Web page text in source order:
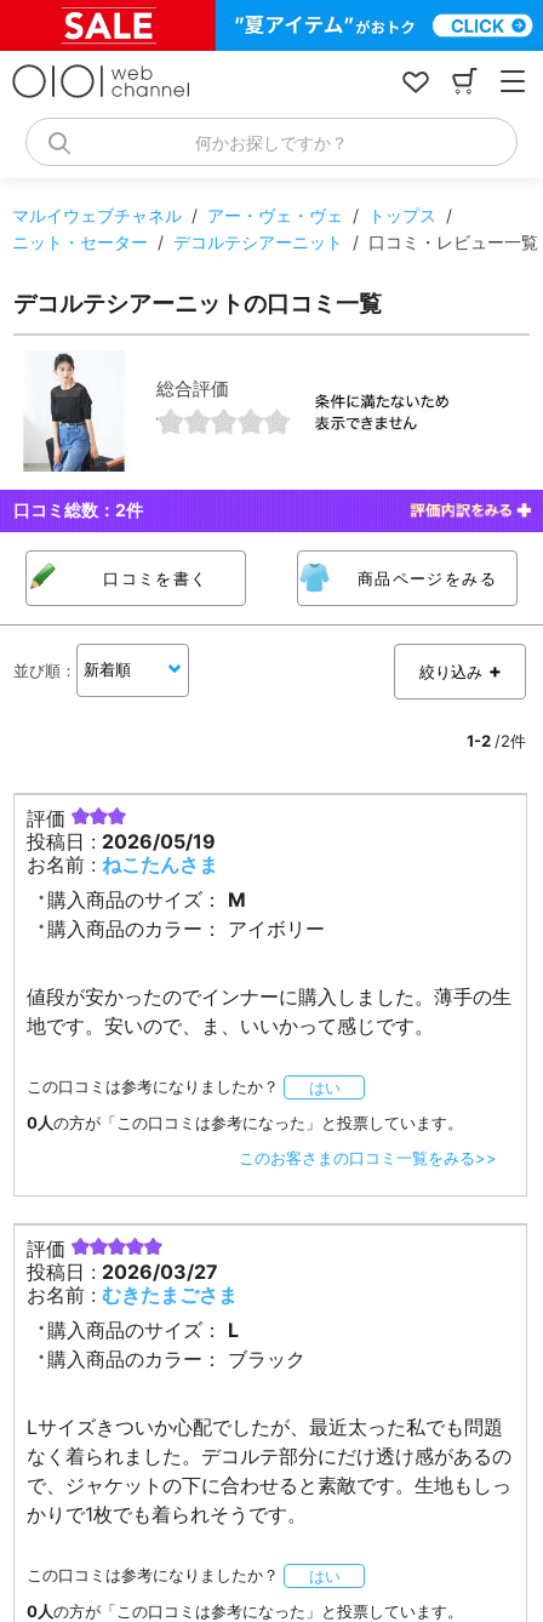
何かお探しですか？
マルイウェブチャネル / アー・ヴェ・ヴェ / トップス
/
ニット・セーター / デコルテシアーニット / 口コミ・レビュー一覧
デコルテシアーニットの口コミ一覧
総合評価
口コミ総数：2件
口コミを書く 商品ページをみる
並び順 ： 絞り込み
1-2 /2件
評価
投稿日 : 2026/05/19
お名前 : ねこたんさま
購入商品のサイズ：
M
購入商品のカラー：
アイボリー
値段が安かったのでインナーに購入しました。薄手の生
地です。安いので、ま、いいかって感じです。
この口コミは参考になりましたか？
はい
0人の方が「この口コミは参考になった」と投票しています。
このお客さまの口コミ一覧をみる>>
評価
投稿日 : 2026/03/27
お名前 :むきたまごさま
購入商品のサイズ：
L
購入商品のカラー：
ブラック
Lサイズきついか心配でしたが、最近太った私でも問題
なく着られました。デコルテ部分にだけ透け感があるの
で、ジャケットの下に合わせると素敵です。生地もしっ
かりで1枚でも着られそうです。
この口コミは参考になりましたか？
はい
0人の方が「この口コミは参考になった」と投票しています。